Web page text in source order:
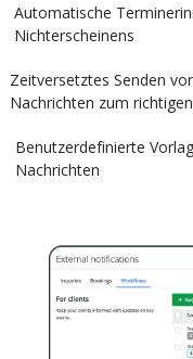
Automatische
Nichterscheinens
Zeitversetztes Senden
Nachrichten zum
Benutzerdefinierte
Nachrichten